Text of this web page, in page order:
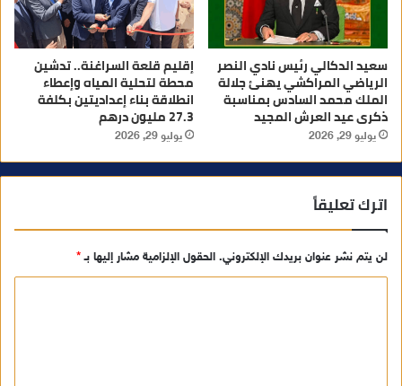
سعيد الدكالي رئيس نادي النصر
الرياضي المراكشي يهنئ جلالة
الملك محمد السادس بمناسبة
ذكرى عيد العرش المجيد
يوليو 29, 2026
إقليم قلعة السراغنة.. تدشين
محطة لتحلية المياه وإعطاء
انطلاقة بناء إعداديتين بكلفة
27.3 مليون درهم
يوليو 29, 2026
اترك تعليقاً
لن يتم نشر عنوان بريدك الإلكتروني. الحقول الإلزامية مشار إليها بـ*